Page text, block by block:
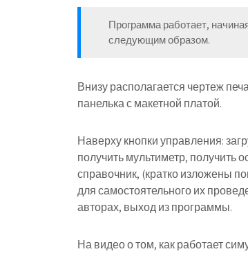
Программа работает,
следующим образом.
Внизу располагается чертеж
панелька с макетной платой.
Наверху кнопки управления:
получить мультиметр, получить
справочник, (кратко изложены
для самостоятельного их
авторах, выход из программы.
На видео о том, как работает